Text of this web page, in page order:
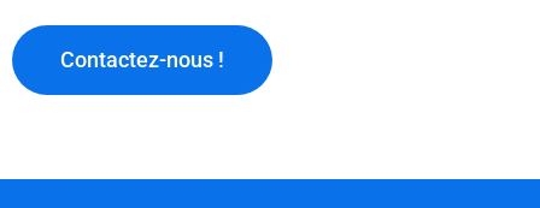
Contactez-nous !